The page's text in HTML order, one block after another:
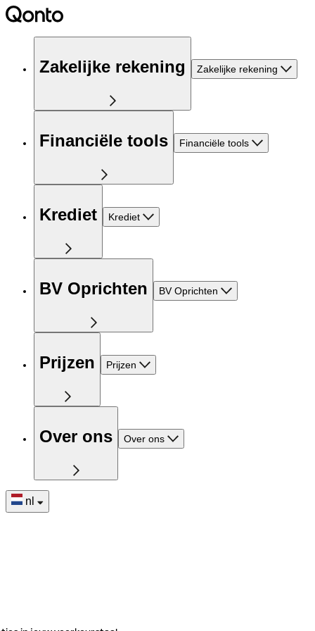
Zakelijke rekening Zakelijke rekening
Financiële tools Financiële tools
Krediet Krediet
BV Oprichten BV Oprichten
Prijzen Prijzen
Over ons Over ons
nl